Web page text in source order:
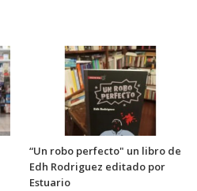
“Un robo perfecto" un libro de
Edh Rodriguez editado por
Estuario